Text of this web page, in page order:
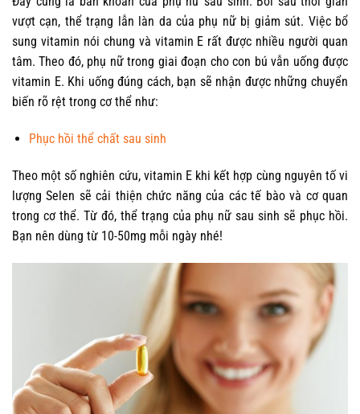
vượt cạn, thể trạng lẫn làn da của phụ nữ bị giảm sút. Việc bổ
sung vitamin nói chung và vitamin E rất được nhiều người quan
tâm. Theo đó, phụ nữ trong giai đoạn cho con bú vẫn uống được
vitamin E. Khi uống đúng cách, bạn sẽ nhận được những chuyển
biến rõ rệt trong cơ thể như:
Phục hồi thể chất sau sinh
Theo một số nghiên cứu, vitamin E khi kết hợp cùng nguyên tố vi
lượng Selen sẽ cải thiện chức năng của các tế bào và cơ quan
trong cơ thể. Từ đó, thể trạng của phụ nữ sau sinh sẽ phục hồi.
Bạn nên dùng từ 10-50mg mỗi ngày nhé!